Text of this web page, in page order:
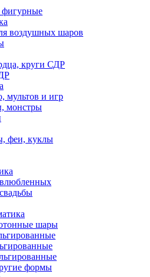
воздушных шаров
круги СДР
мультов и игр
монстры
феи, куклы
шары
формы